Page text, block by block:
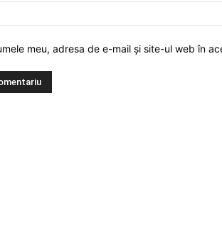
meu, adresa de e-mail și site-ul web în